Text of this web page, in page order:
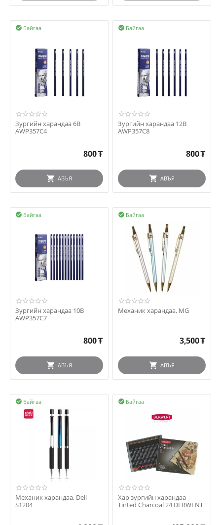
Байгаа

Зургийн харандаа 6B
AWP357C4
800₮
АВЪЯ
Байгаа

Зургийн харандаа 12B
AWP357C8
800₮
АВЪЯ
Байгаа

Зургийн харандаа 10B
AWP357C7
800₮
АВЪЯ
Байгаа

Механик харандаа, MG
3,500₮
АВЪЯ
Байгаа

Механик харандаа, Deli
S1204
Байгаа

Хар зургийн харандаа
Tinted Charcoal 24 DERWENT